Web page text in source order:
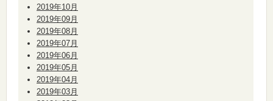
2019年10月
2019年09月
2019年08月
2019年07月
2019年06月
2019年05月
2019年04月
2019年03月